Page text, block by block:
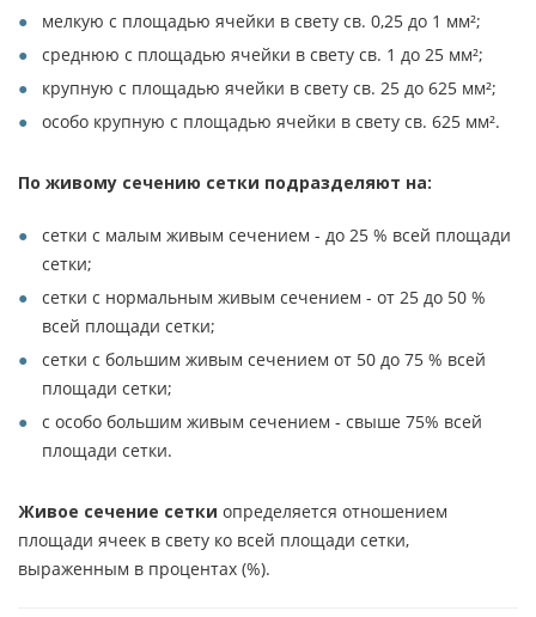
мелкую с площадью ячейки в свету св. 0,25 до 1 мм²;
среднюю с площадью ячейки в свету св. 1 до 25 мм²;
крупную с площадью ячейки в свету св. 25 до 625 мм²;
особо крупную с площадью ячейки в свету св. 625 мм².
По живому сечению сетки подразделяют на:
сетки с малым живым сечением - до 25 % всей площади
сетки;
сетки с нормальным живым сечением - от 25 до 50 %
всей площади сетки;
сетки с большим живым сечением от 50 до 75 % всей
площади сетки;
с особо большим живым сечением - свыше 75% всей
площади сетки.
Живое сечение сетки определяется отношением
площади ячеек в свету ко всей площади сетки,
выраженным в процентах (%).